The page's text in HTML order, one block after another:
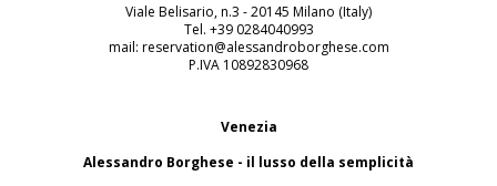
Viale Belisario, n.3 - 20145 Milano (Italy)
Tel. +39 0284040993
mail: reservation@alessandroborghese.com
P.IVA 10892830968
Venezia
Alessandro Borghese - il lusso della semplicità